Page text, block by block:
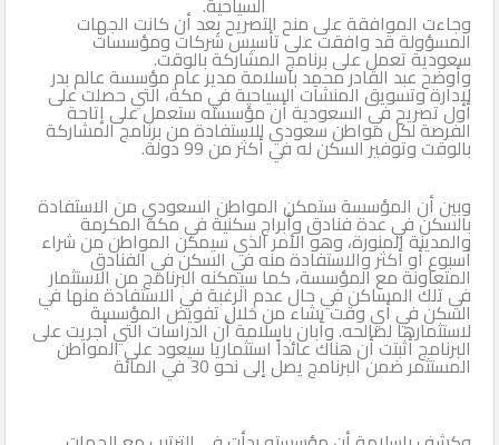
الثاني
وجاءت الموافقة على منح التصريح بعد أن كانت الجهات
المسؤولة قد وافقت على تأسيس شركات ومؤسسات
سعودية تعمل على برنامج المشاركة بالوقت.
وأوضح عبد القادر محمد باسلامة مدير عام مؤسسة عالم بدر
لإدارة وتسويق المنشآت السياحية في مكة، التي حصلت على
أول تصريح في السعودية أن مؤسسته ستعمل على إتاحة
الفرصة لكل مواطن سعودي للاستفادة من برنامج المشاركة
بالوقت وتوفير السكن له في أكثر من 99 دولة.
وبين أن المؤسسة ستمكن المواطن السعودي من الاستفادة
بالسكن في عدة فنادق وأبراج سكنية في مكة المكرمة
والمدينة المنورة، وهو الأمر الذي سيمكن المواطن من شراء
أسبوع أو أكثر والاستفادة منه في السكن في الفنادق
المتعاونة مع المؤسسة، كما سيمكنه البرنامج من الاستثمار
في تلك المساكن في حال عدم الرغبة في الاستفادة منها في
السكن في أي وقت يشاء من خلال تفويض المؤسسة
لاستثمارها لصالحه. وأبان باسلامة أن الدراسات التي أجريت على
البرنامج أثبتت أن هناك عائداً استثماريا سيعود على المواطن
المستثمر ضمن البرنامج يصل إلى نحو 30 في المائة